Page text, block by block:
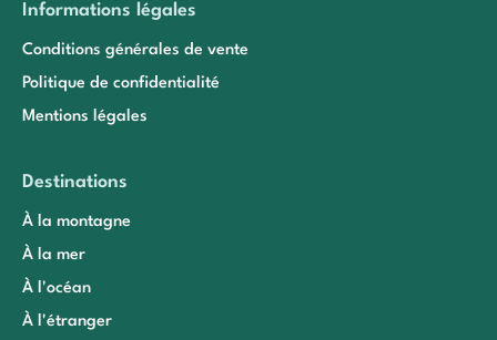
Informations légales
Conditions générales de vente
Politique de confidentialité
Mentions légales
Destinations
À la montagne
À la mer
À l'océan
À l'étranger